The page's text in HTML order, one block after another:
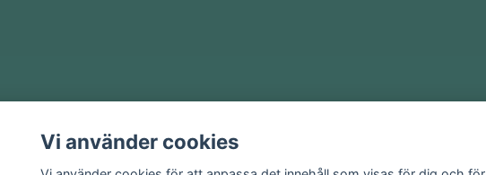
Vi använder cookies